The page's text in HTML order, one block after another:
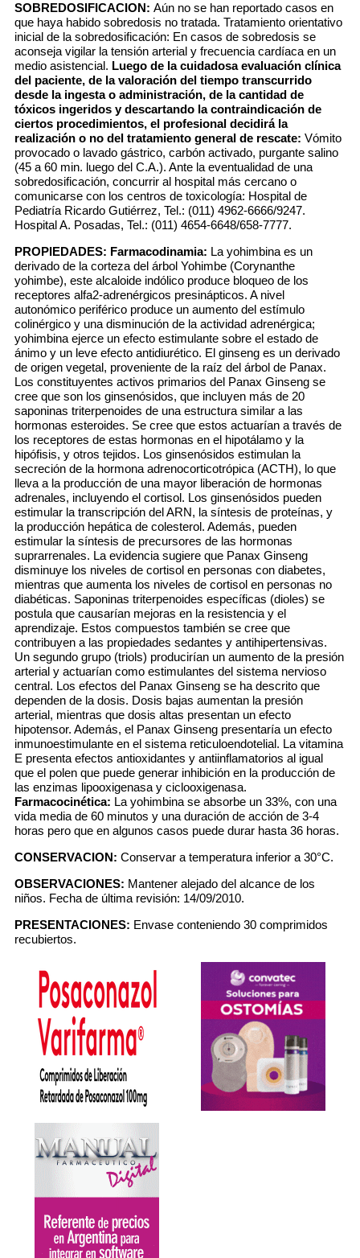
SOBREDOSIFICACION: Aún no se han reportado casos en
que haya habido sobredosis no tratada. Tratamiento orientativo
inicial de la sobredosificación: En casos de sobredosis se
aconseja vigilar la tensión arterial y frecuencia cardíaca en un
medio asistencial. Luego de la cuidadosa evaluación clínica
del paciente, de la valoración del tiempo transcurrido
desde la ingesta o administración, de la cantidad de
tóxicos ingeridos y descartando la contraindicación de
ciertos procedimientos, el profesional decidirá la
realización o no del tratamiento general de rescate: Vómito
provocado o lavado gástrico, carbón activado, purgante salino
(45 a 60 min. luego del C.A.). Ante la eventualidad de una
sobredosificación, concurrir al hospital más cercano o
comunicarse con los centros de toxicología: Hospital de
Pediatría Ricardo Gutiérrez, Tel.: (011) 4962-6666/9247.
Hospital A. Posadas, Tel.: (011) 4654-6648/658-7777.
PROPIEDADES: Farmacodinamia: La yohimbina es un
derivado de la corteza del árbol Yohimbe (Corynanthe
yohimbe), este alcaloide indólico produce bloqueo de los
receptores alfa2-adrenérgicos presinápticos. A nivel
autonómico periférico produce un aumento del estímulo
colinérgico y una disminución de la actividad adrenérgica;
yohimbina ejerce un efecto estimulante sobre el estado de
ánimo y un leve efecto antidiurético. El ginseng es un derivado
de origen vegetal, proveniente de la raíz del árbol de Panax.
Los constituyentes activos primarios del Panax Ginseng se
cree que son los ginsenósidos, que incluyen más de 20
saponinas triterpenoides de una estructura similar a las
hormonas esteroides. Se cree que estos actuarían a través de
los receptores de estas hormonas en el hipotálamo y la
hipófisis, y otros tejidos. Los ginsenósidos estimulan la
secreción de la hormona adrenocorticotrópica (ACTH), lo que
lleva a la producción de una mayor liberación de hormonas
adrenales, incluyendo el cortisol. Los ginsenósidos pueden
estimular la transcripción del ARN, la síntesis de proteínas, y
la producción hepática de colesterol. Además, pueden
estimular la síntesis de precursores de las hormonas
suprarrenales. La evidencia sugiere que Panax Ginseng
disminuye los niveles de cortisol en personas con diabetes,
mientras que aumenta los niveles de cortisol en personas no
diabéticas. Saponinas triterpenoides específicas (dioles) se
postula que causarían mejoras en la resistencia y el
aprendizaje. Estos compuestos también se cree que
contribuyen a las propiedades sedantes y antihipertensivas.
Un segundo grupo (triols) producirían un aumento de la presión
arterial y actuarían como estimulantes del sistema nervioso
central. Los efectos del Panax Ginseng se ha descrito que
dependen de la dosis. Dosis bajas aumentan la presión
arterial, mientras que dosis altas presentan un efecto
hipotensor. Además, el Panax Ginseng presentaría un efecto
inmunoestimulante en el sistema reticuloendotelial. La vitamina
E presenta efectos antioxidantes y antiinflamatorios al igual
que el polen que puede generar inhibición en la producción de
las enzimas lipooxigenasa y ciclooxigenasa.
Farmacocinética: La yohimbina se absorbe un 33%, con una
vida media de 60 minutos y una duración de acción de 3-4
horas pero que en algunos casos puede durar hasta 36 horas.
CONSERVACION: Conservar a temperatura inferior a 30°C.
OBSERVACIONES: Mantener alejado del alcance de los
niños. Fecha de última revisión: 14/09/2010.
PRESENTACIONES: Envase conteniendo 30 comprimidos
recubiertos.